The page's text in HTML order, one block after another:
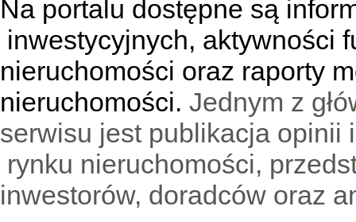
Na portalu dostępne są
inwestycyjnych, aktywności
nieruchomości oraz raporty
nieruchomości. Jednym z
serwisu jest publikacja
rynku nieruchomości,
inwestorów, doradców oraz